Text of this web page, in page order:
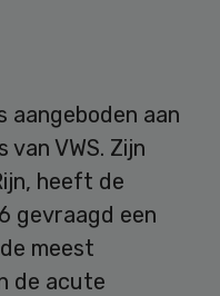
aangeboden aan
VWS. Zijn
heeft de
gevraagd een
meest
de acute